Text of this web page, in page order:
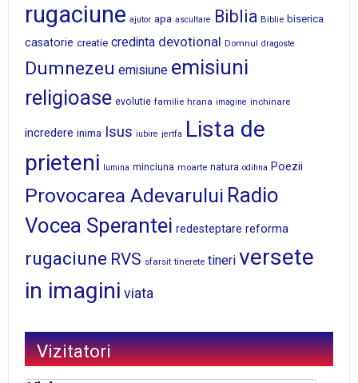
rugaciune ajutor apa ascultare Biblia Biblie biserica
casatorie creatie credinta devotional Domnul dragoste
Dumnezeu emisiune emisiuni
religioase evolutie familie hrana imagine inchinare
incredere inima Isus iubire jertfa Lista de
prieteni
lumina minciuna moarte natura odihna Poezii
Provocarea Adevarului Radio
Vocea Sperantei redesteptare reforma
rugaciune RVS sfarsit tinerete tineri versete
in imagini viata
Vizitatori